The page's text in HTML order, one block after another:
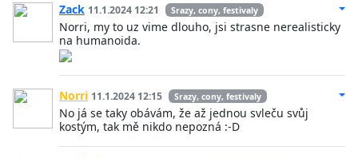
Zack 11.1.2024 12:21 Srazy, cony, festivaly
Norri, my to uz vime dlouho, jsi strasne nerealisticky
na humanoida.
Norri 11.1.2024 12:15 Srazy, cony, festivaly
No já se taky obávám, že až jednou svleču svůj
kostým, tak mě nikdo nepozná :-D